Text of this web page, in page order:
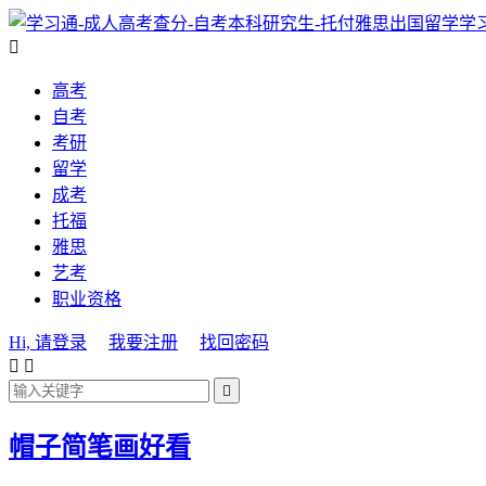
学

高考
自考
考研
留学
成考
托福
雅思
艺考
职业资格
Hi, 请登录 我要注册
找回密码
 

帽子简笔画好看